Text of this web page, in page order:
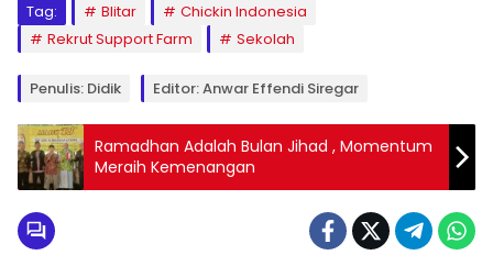
Tag: Blitar
Chickin Indonesia
Rekrut Support Farm
Sekolah
Penulis: Didik Editor: Anwar Effendi Siregar
Ramadhan Adalah Bulan Jihad , Momentum
Meraih Kemenangan